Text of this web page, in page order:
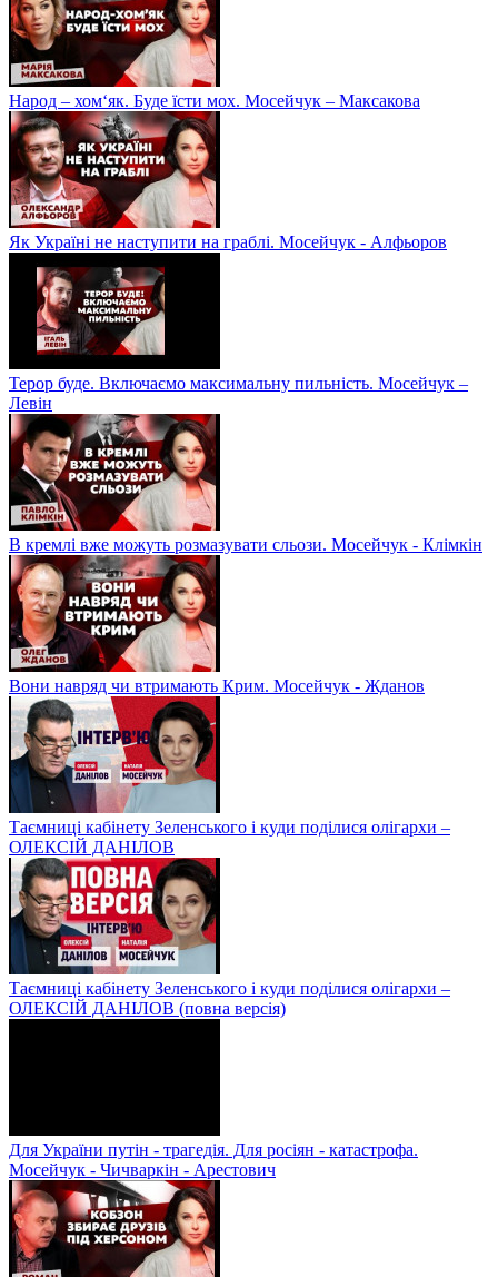
Народ – хом‘як. Буде їсти мох. Мосейчук – Максакова
Як Україні не наступити на граблі. Мосейчук - Алфьоров
Терор буде. Включаємо максимальну пильність. Мосейчук –
Левін
В кремлі вже можуть розмазувати сльози. Мосейчук - Клімкін
Вони навряд чи втримають Крим. Мосейчук - Жданов
Таємниці кабінету Зеленського і куди поділися олігархи –
ОЛЕКСІЙ ДАНІЛОВ
Таємниці кабінету Зеленського і куди поділися олігархи –
ОЛЕКСІЙ ДАНІЛОВ (повна версія)
Для України путін - трагедія. Для росіян - катастрофа.
Мосейчук - Чичваркін - Арестович